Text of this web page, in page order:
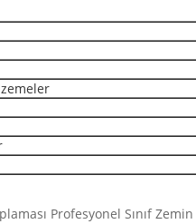
Profesyonel Sınıf Zemin